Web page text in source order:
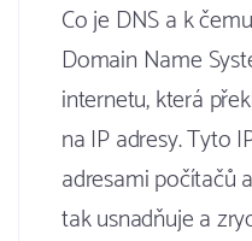
Co je DNS a k
Domain Name
internetu, která
na IP adresy. Tyto
adresami počítačů
tak usnadňuje a